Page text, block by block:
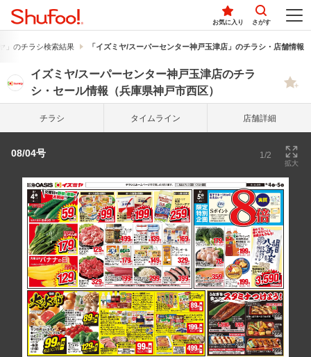
お気に入り さがす
」のチラシ検索結果 「イズミヤ/スーパーセンター神戸玉津店」のチラシ・店舗情報
イズミヤ/スーパーセンター神戸玉津店のチラ
シ・セール情報（兵庫県神戸市西区）
チラシ タイム ライン 店舗詳細
08/04号 1/2
拡大